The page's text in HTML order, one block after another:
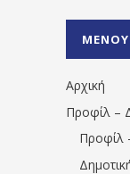
ΜΕΝΟΥ
Αρχική
Προφίλ –
Προφίλ